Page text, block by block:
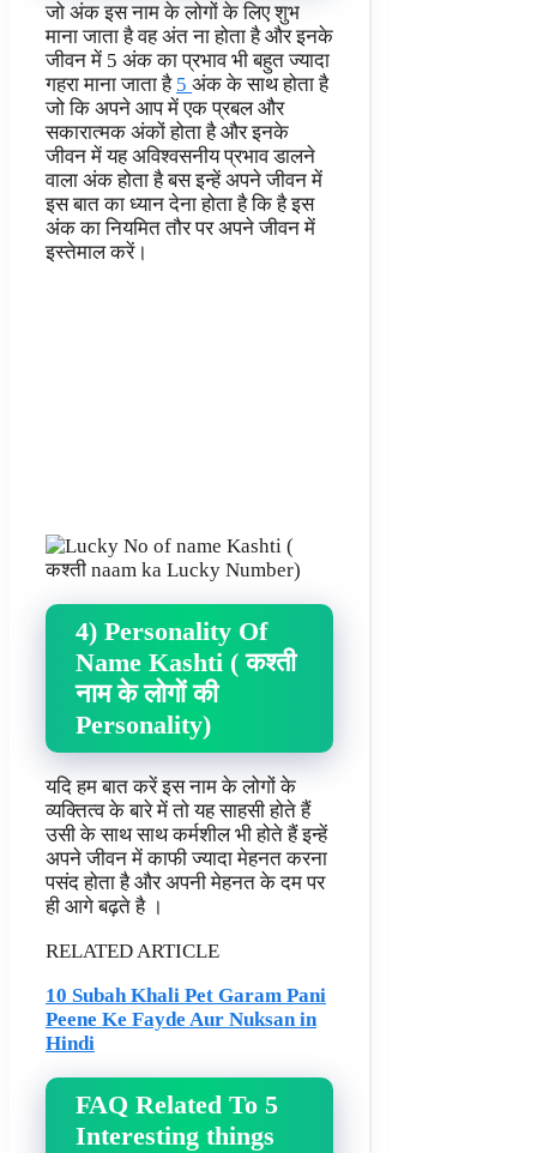
जो अंक इस नाम के लोगों के लिए शुभ
माना जाता है वह अंत ना होता है और इनके
जीवन में 5 अंक का प्रभाव भी बहुत ज्यादा
गहरा माना जाता है 5 अंक के साथ होता है
जो कि अपने आप में एक प्रबल और
सकारात्मक अंकों होता है और इनके
जीवन में यह अविश्वसनीय प्रभाव डालने
वाला अंक होता है बस इन्हें अपने जीवन में
इस बात का ध्यान देना होता है कि है इस
अंक का नियमित तौर पर अपने जीवन में
इस्तेमाल करें।
4) Personality Of
Name Kashti ( कश्ती
नाम के लोगों की
Personality)
यदि हम बात करें इस नाम के लोगों के
व्यक्तित्व के बारे में तो यह साहसी होते हैं
उसी के साथ साथ कर्मशील भी होते हैं इन्हें
अपने जीवन में काफी ज्यादा मेहनत करना
पसंद होता है और अपनी मेहनत के दम पर
ही आगे बढ़ते है ।
RELATED ARTICLE
10 Subah Khali Pet Garam Pani
Peene Ke Fayde Aur Nuksan in
Hindi
FAQ Related To 5
Interesting things